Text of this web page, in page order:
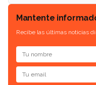
Mantente
Recibe las últimas noticias